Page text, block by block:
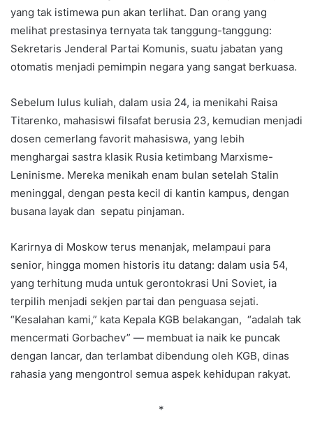
yang tak istimewa pun akan terlihat. Dan orang yang
melihat prestasinya ternyata tak tanggung-tanggung:
Sekretaris Jenderal Partai Komunis, suatu jabatan yang
otomatis menjadi pemimpin negara yang sangat berkuasa.
Sebelum lulus kuliah, dalam usia 24, ia menikahi Raisa
Titarenko, mahasiswi filsafat berusia 23, kemudian menjadi
dosen cemerlang favorit mahasiswa, yang lebih
menghargai sastra klasik Rusia ketimbang Marxisme-
Leninisme. Mereka menikah enam bulan setelah Stalin
meninggal, dengan pesta kecil di kantin kampus, dengan
busana layak dan sepatu pinjaman.
Karirnya di Moskow terus menanjak, melampaui para
senior, hingga momen historis itu datang: dalam usia 54,
yang terhitung muda untuk gerontokrasi Uni Soviet, ia
terpilih menjadi sekjen partai dan penguasa sejati.
“Kesalahan kami,” kata Kepala KGB belakangan, “adalah tak
mencermati Gorbachev” — membuat ia naik ke puncak
dengan lancar, dan terlambat dibendung oleh KGB, dinas
rahasia yang mengontrol semua aspek kehidupan rakyat.
*